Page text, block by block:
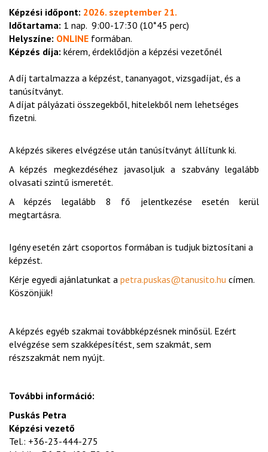
Képzési időpont: 2026. szeptember 21.
Időtartama: 1 nap. 9:00-17:30 (10*45 perc)
Helyszíne: ONLINE formában.
Képzés díja: kérem, érdeklődjön a képzési vezetőnél
A díj tartalmazza a képzést, tananyagot, vizsgadíjat, és a
tanúsítványt.
A díjat pályázati összegekből, hitelekből nem lehetséges
fizetni.
A képzés sikeres elvégzése után tanúsítványt állítunk ki.
A képzés megkezdéséhez javasoljuk a szabvány legalább
olvasati szintű ismeretét.
A képzés legalább 8 fő jelentkezése esetén kerül
megtartásra.
Igény esetén zárt csoportos formában is tudjuk biztosítani a
képzést.
Kérje egyedi ajánlatunkat a petra.puskas@tanusito.hu címen.
Köszönjük!
A képzés egyéb szakmai továbbképzésnek minősül. Ezért
elvégzése sem szakképesítést, sem szakmát, sem
részszakmát nem nyújt.
További információ:
Puskás Petra
Képzési vezető
Tel.: +36-23-444-275